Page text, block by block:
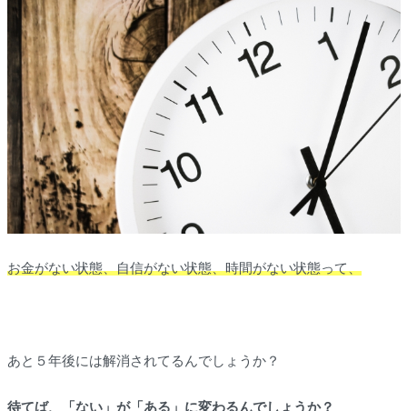
お金がない状態、自信がない状態、時間がない状態って、
あと５年後には解消されてるんでしょうか？
待てば、「ない」が「ある」に変わるんでしょうか？